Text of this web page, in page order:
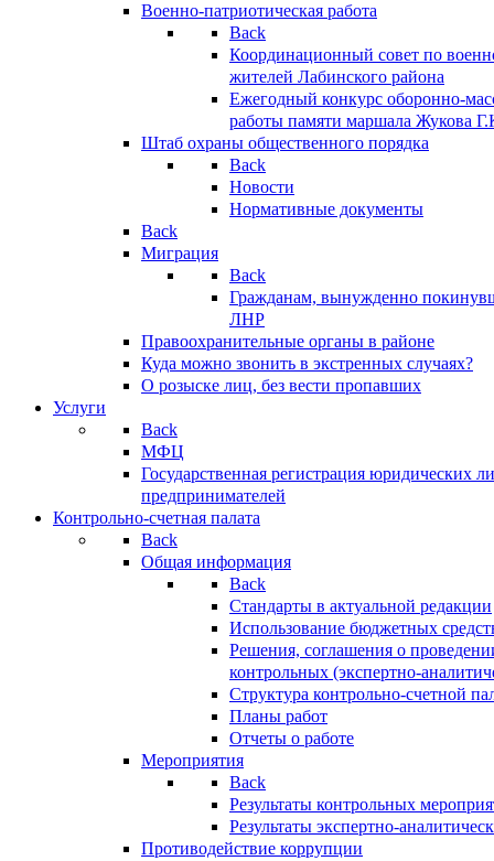
Военно-патриотическая работа
Back
Координационный совет по
жителей Лабинского района
Ежегодный конкурс оборонно-
работы памяти маршала Жукова
Штаб охраны общественного порядка
Back
Новости
Нормативные документы
Back
Миграция
Back
Гражданам, вынужденно
ЛНР
Правоохранительные органы в районе
Куда можно звонить в экстренных случаях?
О розыске лиц, без вести пропавших
Услуги
Back
МФЦ
Государственная регистрация юридических
предпринимателей
Контрольно-счетная палата
Back
Общая информация
Back
Стандарты в актуальной редакции
Использование бюджетных
Решения, соглашения о
контрольных (экспертно-
Структура контрольно-счетной
Планы работ
Отчеты о работе
Мероприятия
Back
Результаты контрольных
Результаты экспертно-
Противодействие коррупции